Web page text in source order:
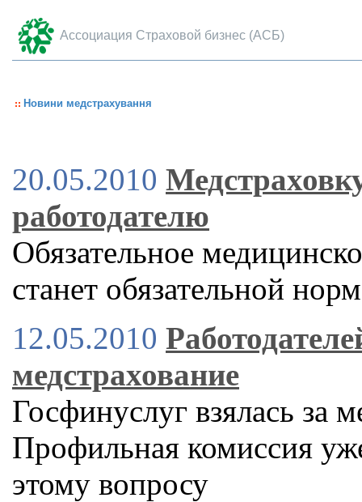
Ассоциация Страховой бизнес (АСБ)
Новини медстрахування
20.05.2010
работодателю
Обязательное
станет обязательной
12.05.2010
медстрахование
Госфинуслуг взялась за
Профильная комиссия
этому вопросу